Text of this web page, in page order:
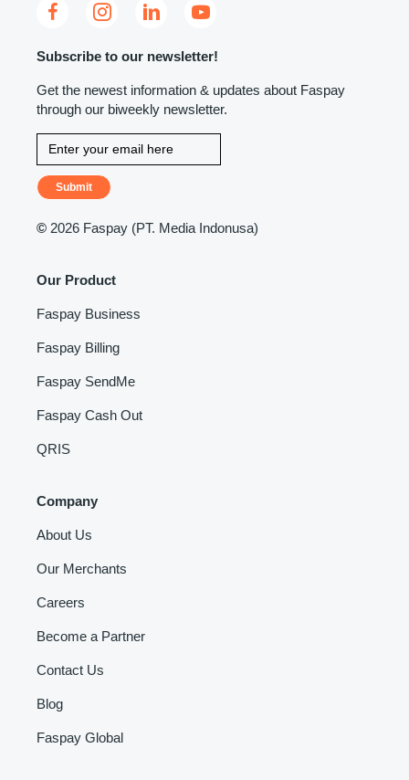
Subscribe to our newsletter!
Get the newest information & updates about Faspay
through our biweekly newsletter.
Submit
© 2026 Faspay (PT. Media Indonusa)
Our Product
Faspay Business
Faspay Billing
Faspay SendMe
Faspay Cash Out
QRIS
Company
About Us
Our Merchants
Careers
Become a Partner
Contact Us
Blog
Faspay Global